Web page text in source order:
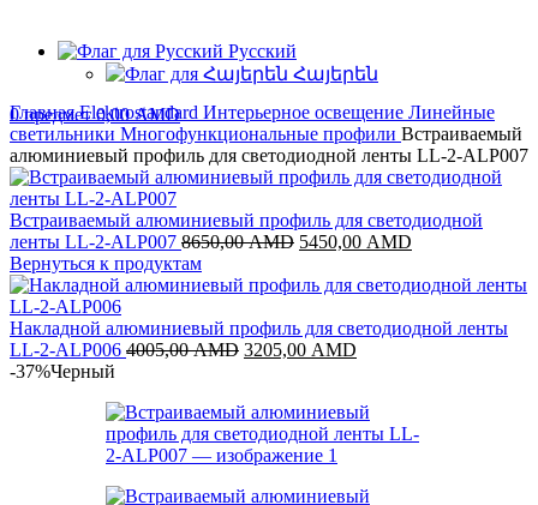
Русский
Հայերեն
0предмет 0,00AMD
ГлавнаяElektrostandard Интерьерное освещение Линейные
светильники Многофункциональные профили Встраиваемый
алюминиевый профиль для светодиодной ленты LL-2-ALP007
Встраиваемый алюминиевый профиль для светодиодной
ленты LL-2-ALP007 8650,00AMD Первоначальная
составляла
5450,00 AMD
5450,00 AMD.
Вернуться к продуктам
Накладной алюминиевый профиль для светодиодной ленты
LL-2-ALP006 4005,00AMD Первоначальная
4005,00 AMD.
3205,00 AMD
-37%Черный